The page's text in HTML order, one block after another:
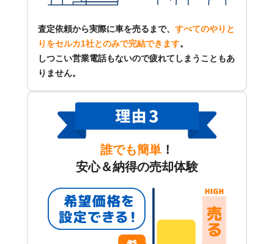
査定依頼から実際に車を売るまで、 すべてのやりと
りをセルカ1社とのみで完結できます。
しつこい営業電話もないので疲れてしまうこともあ
りません。
誰でも簡単 ！
安心＆納得の売却体験